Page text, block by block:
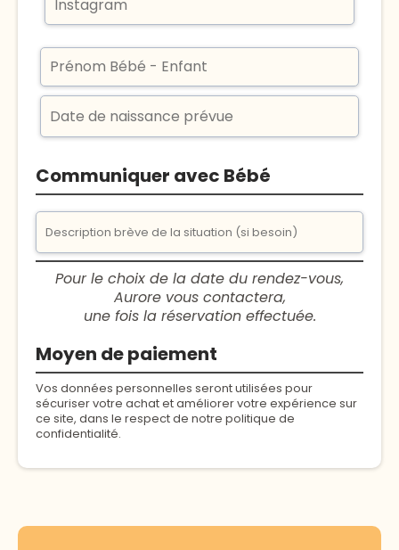
Communiquer avec Bébé
Pour le choix de la date du rendez-vous,
Aurore vous contactera,
une fois la réservation effectuée.
Moyen de paiement
Vos données personnelles seront utilisées pour
sécuriser votre achat et améliorer votre expérience sur
ce site, dans le respect de notre politique de
confidentialité.